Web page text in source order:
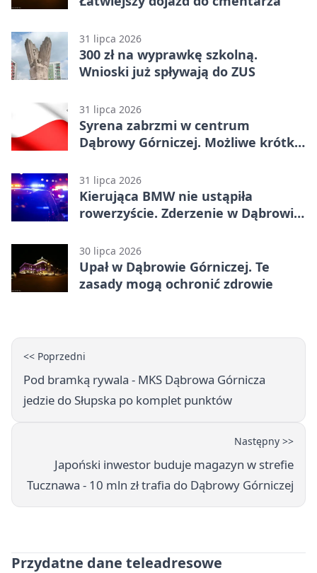
31 lipca 2026
300 zł na wyprawkę szkolną.
Wnioski już spływają do ZUS
31 lipca 2026
Syrena zabrzmi w centrum
Dąbrowy Górniczej. Możliwe krótkie
31 lipca 2026
Kierująca BMW nie ustąpiła
rowerzyście. Zderzenie w Dąbrowie
30 lipca 2026
Upał w Dąbrowie Górniczej. Te
zasady mogą ochronić zdrowie
<< Poprzedni
Pod bramką rywala - MKS Dąbrowa Górnicza
jedzie do Słupska po komplet punktów
Następny >>
Japoński inwestor buduje magazyn w strefie
Tucznawa - 10 mln zł trafia do Dąbrowy Górniczej
Przydatne dane teleadresowe